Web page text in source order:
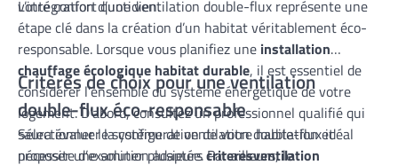
votre confort quotidien.
L’intégration d’une ventilation double-flux représente une
étape clé dans la création d’un habitat véritablement éco-
responsable. Lorsque vous planifiez une installation
chauffage écologique habitat durable, il est essentiel de
considérer l’ensemble du système énergétique de votre
logement. D’abord, consultez un professionnel qualifié qui
saura évaluer la configuration de votre habitation et
proposer une solution adaptée. Par ailleurs, le
Critères de choix pour une ventilation
double-flux éco-responsable
Sélectionner le système de ventilation double-flux idéal
nécessite d’examiner plusieurscriteresventilation